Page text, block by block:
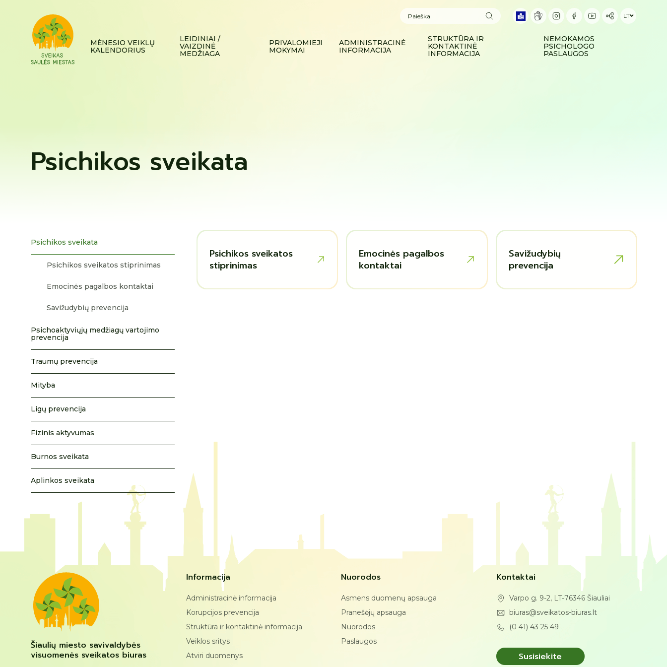
LT
MĖNESIO VEIKLŲ
KALENDORIUS
LEIDINIAI /
VAIZDINĖ
MEDŽIAGA
PRIVALOMIEJI
MOKYMAI
ADMINISTRACINĖ
INFORMACIJA
STRUKTŪRA IR
KONTAKTINĖ
INFORMACIJA
NEMOKAMOS
PSICHOLOGO
PASLAUGOS
Psichikos sveikata
Psichikos sveikata
Psichikos sveikatos stiprinimas
Emocinės pagalbos kontaktai
Savižudybių prevencija
Psichoaktyviųjų medžiagų vartojimo
prevencija
Traumų prevencija
Mityba
Ligų prevencija
Fizinis aktyvumas
Burnos sveikata
Aplinkos sveikata
Psichikos sveikatos
stiprinimas
Emocinės pagalbos
kontaktai
Savižudybių
prevencija
Šiaulių miesto savivaldybės
visuomenės sveikatos biuras
Informacija
Administracinė informacija
Korupcijos prevencija
Struktūra ir kontaktinė informacija
Veiklos sritys
Atviri duomenys
Nuorodos
Asmens duomenų apsauga
Pranešėjų apsauga
Nuorodos
Paslaugos
Kontaktai
Varpo g. 9-2, LT-76346 Šiauliai
biuras@sveikatos-biuras.lt
(0 41) 43 25 49
Susisiekite